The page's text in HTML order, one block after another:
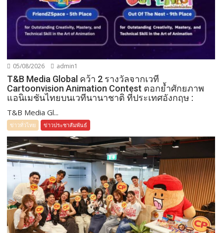
05/08/2026 admin1
T&B Media Global คว้า 2 รางวัลจากเวที
Cartoonvision Animation Contest ตอกย้ำศักยภาพ
แอนิเมชันไทยบนเวทีนานาชาติ ที่ประเทศอังกฤษ :
T&B Media Gl...
ข่าวทั่วไทย ข่าวประชาสัมพันธ์